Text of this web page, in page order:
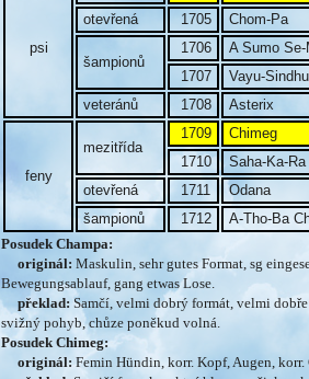
psi
otevřená
1705 Chom-Pa
šampionů
1706
A Sumo Se-
1707
Vayu-Sindhu
veteránů
1708 Asterix
feny
mezitřída
1709
Chimeg
1710
Saha-Ka-Ra
otevřená
1711
Odana
šampionů
1712
A-Tho-Ba
Posudek Champa:
originál: Maskulin, sehr gutes Format, sg
Bewegungsablauf, gang etwas Lose.
překlad: Samčí, velmi dobrý formát, velmi
svižný pohyb, chůze poněkud volná.
Posudek Chimeg:
originál: Femin Hündin, korr. Kopf, Augen,